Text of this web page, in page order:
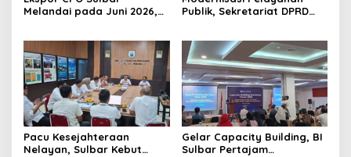
Melandai pada Juni 2026,
Publik, Sekretariat DPRD
Pacu Kesejahteraan
Nelayan, Sulbar Kebut
Gelar Capacity Building, BI
Sulbar Pertajam